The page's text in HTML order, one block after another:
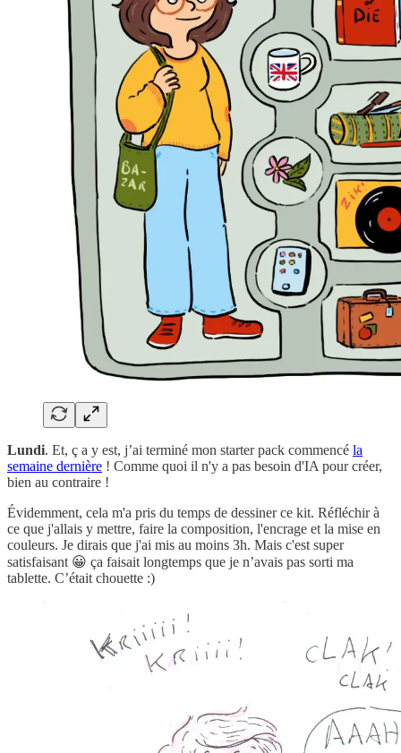
Lundi. Et, ç a y est, j’ai terminé mon starter pack commencé la
semaine dernière ! Comme quoi il n'y a pas besoin d'IA pour créer,
bien au contraire !
Évidemment, cela m'a pris du temps de dessiner ce kit. Réfléchir à
ce que j'allais y mettre, faire la composition, l'encrage et la mise en
couleurs. Je dirais que j'ai mis au moins 3h. Mais c'est super
satisfaisant 😀 ça faisait longtemps que je n’avais pas sorti ma
tablette. C’était chouette :)